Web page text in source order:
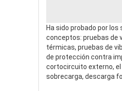
Ha sido probado por los
conceptos: pruebas de
térmicas, pruebas de
de protección contra
cortocircuito externo, el
sobrecarga, descarga